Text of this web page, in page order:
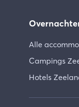
Alle
Campings
Hotels